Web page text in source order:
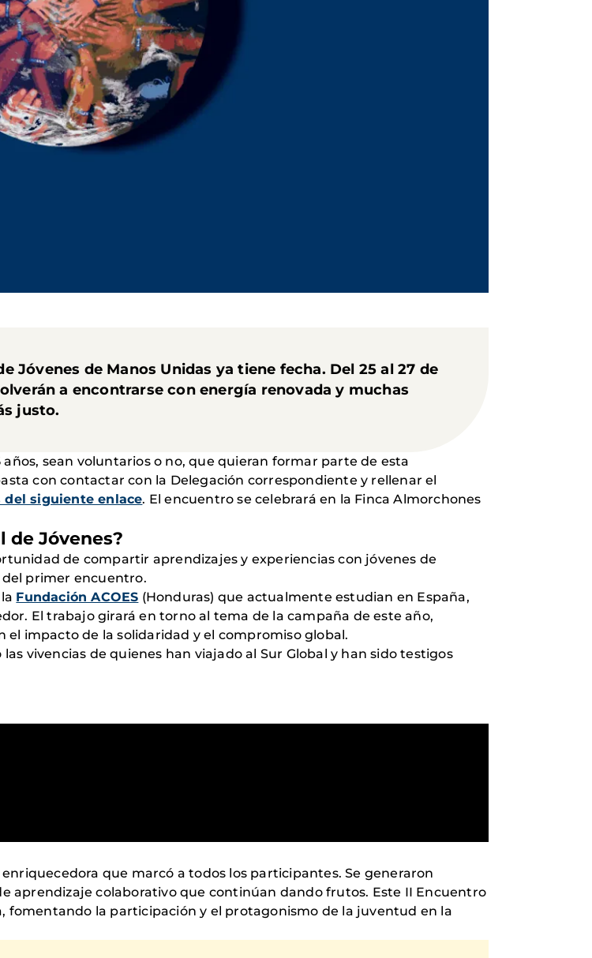
Jóvenes de Manos Unidas ya tiene fecha. Del 25 al 27 de
a encontrarse con energía renovada y muchas
justo.
sean voluntarios o no, que quieran formar parte de esta
con contactar con la Delegación correspondiente y rellenar el
del siguiente enlace. El encuentro se celebrará en la Finca Almorchones
de Jóvenes?
de compartir aprendizajes y experiencias con jóvenes de
del primer encuentro.
Fundación ACOES (Honduras) que actualmente estudian en España,
El trabajo girará en torno al tema de la campaña de este año,
impacto de la solidaridad y el compromiso global.
vivencias de quienes han viajado al Sur Global y han sido testigos
que marcó a todos los participantes. Se generaron
aprendizaje colaborativo que continúan dando frutos. Este II Encuentro
fomentando la participación y el protagonismo de la juventud en la